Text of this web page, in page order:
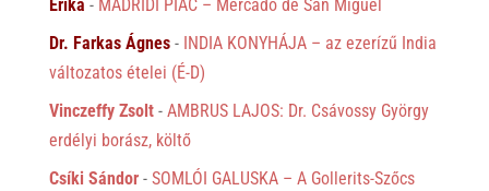
Erika - MADRIDI PIAC – Mercado de San Miguel
Dr. Farkas Ágnes- INDIA KONYHÁJA – az ezerízű India
változatos ételei (É-D)
Vinczeffy Zsolt- AMBRUS LAJOS: Dr. Csávossy György
erdélyi borász, költő
Csíki Sándor- SOMLÓI GALUSKA – A Gollerits-Szőcs